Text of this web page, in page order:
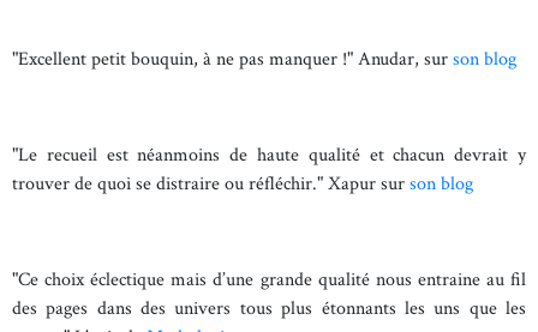
"Excellent petit bouquin, à ne pas manquer !" Anudar, surson blog
"Le recueil est néanmoins de haute qualité et chacun devrait y
trouver de quoi se distraire ou réfléchir." Xapur surson blog
"Ce choix éclectique mais d’une grande qualité nous entraine au fil
des pages dans des univers tous plus étonnants les uns que les